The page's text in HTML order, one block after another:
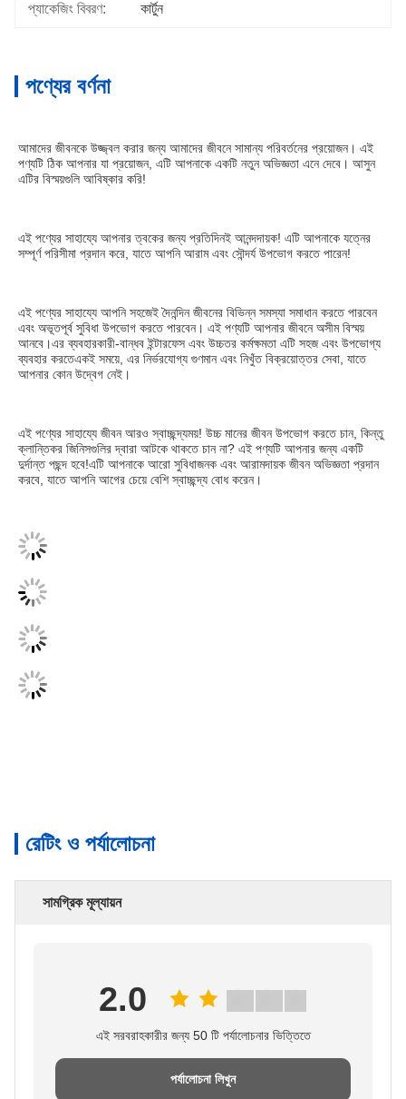
প্যাকেজিং বিবরণ: কার্টুন
পণ্যের বর্ণনা
আমাদের জীবনকে উজ্জ্বল করার জন্য আমাদের জীবনে সামান্য পরিবর্তনের প্রয়োজন। এই
পণ্যটি ঠিক আপনার যা প্রয়োজন, এটি আপনাকে একটি নতুন অভিজ্ঞতা এনে দেবে। আসুন
এটির বিস্ময়গুলি আবিষ্কার করি!
এই পণ্যের সাহায্যে আপনার ত্বকের জন্য প্রতিদিনই আনন্দদায়ক! এটি আপনাকে যত্নের
সম্পূর্ণ পরিসীমা প্রদান করে, যাতে আপনি আরাম এবং সৌন্দর্য উপভোগ করতে পারেন!
এই পণ্যের সাহায্যে আপনি সহজেই দৈনন্দিন জীবনের বিভিন্ন সমস্যা সমাধান করতে পারবেন
এবং অভূতপূর্ব সুবিধা উপভোগ করতে পারবেন। এই পণ্যটি আপনার জীবনে অসীম বিস্ময়
আনবে।এর ব্যবহারকারী-বান্ধব ইন্টারফেস এবং উচ্চতর কর্মক্ষমতা এটি সহজ এবং উপভোগ্য
ব্যবহার করতেএকই সময়ে, এর নির্ভরযোগ্য গুণমান এবং নিখুঁত বিক্রয়োত্তর সেবা, যাতে
আপনার কোন উদ্বেগ নেই।
এই পণ্যের সাহায্যে জীবন আরও স্বাচ্ছন্দ্যময়! উচ্চ মানের জীবন উপভোগ করতে চান, কিন্তু
ক্লান্তিকর জিনিসগুলির দ্বারা আটকে থাকতে চান না? এই পণ্যটি আপনার জন্য একটি
দুর্দান্ত পছন্দ হবে!এটি আপনাকে আরো সুবিধাজনক এবং আরামদায়ক জীবন অভিজ্ঞতা প্রদান
করবে, যাতে আপনি আগের চেয়ে বেশি স্বাচ্ছন্দ্য বোধ করেন।
রেটিং ও পর্যালোচনা
সামগ্রিক মূল্যায়ন
2.0
এই সরবরাহকারীর জন্য 50 টি পর্যালোচনার ভিত্তিতে
পর্যালোচনা লিখুন